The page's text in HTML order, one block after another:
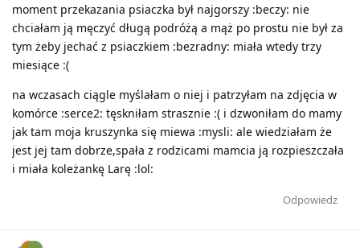
moment przekazania psiaczka był najgorszy :beczy: nie
chciałam ją męczyć długą podróżą a mąż po prostu nie był za
tym żeby jechać z psiaczkiem :bezradny: miała wtedy trzy
miesiące :(
na wczasach ciągle myślałam o niej i patrzyłam na zdjęcia w
komórce :serce2: tęskniłam strasznie :( i dzwoniłam do mamy
jak tam moja kruszynka się miewa :mysli: ale wiedziałam że
jest jej tam dobrze,spała z rodzicami mamcia ją rozpieszczała
i miała koleżankę Larę :lol:
Odpowiedz